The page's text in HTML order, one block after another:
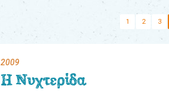
1 2 3
2009
Η Νυχτερίδα